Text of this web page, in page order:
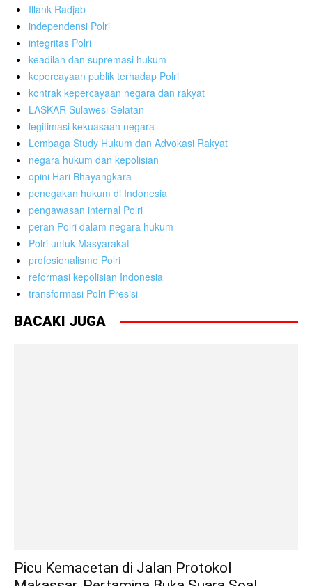
Illank Radjab
independensi Polri
integritas Polri
keadilan dan supremasi hukum
kepercayaan publik terhadap Polri
kontrak kepercayaan negara dan rakyat
LASKAR Sulawesi Selatan
legitimasi kekuasaan negara
Lembaga Study Hukum dan Advokasi Rakyat
negara hukum dan kepolisian
opini Hari Bhayangkara
penegakan hukum di Indonesia
pengawasan internal Polri
peran Polri dalam negara hukum
Polri untuk Masyarakat
profesionalisme Polri
reformasi kepolisian Indonesia
transformasi Polri Presisi
BACAKI JUGA
Picu Kemacetan di Jalan Protokol